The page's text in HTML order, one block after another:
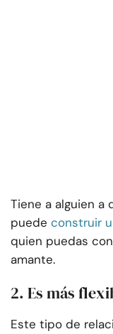
Tiene a alguien a
puede construir
quien puedas
amante.
2. Es más
Este tipo de